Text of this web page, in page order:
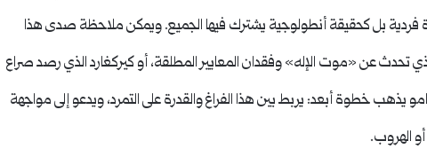
بل كحقيقة أنطولوجية يشترك فيها الجميع. ويمكن ملاحظة صدى هذا
تحدث عن «موت الإله» وفقدان المعايير المطلقة، أو كيركغارد الذي رصد صراع
يذهب خطوة أبعد: يربط بين هذا الفراغ والقدرة على التمرد، ويدعو إلى مواجهة
الهروب.